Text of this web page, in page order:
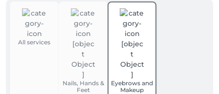
Merci pour votre compréhension et au plaisir de vous
accueillir.
All services
Nails, Hands &
Feet
Eyebrows and
Makeup